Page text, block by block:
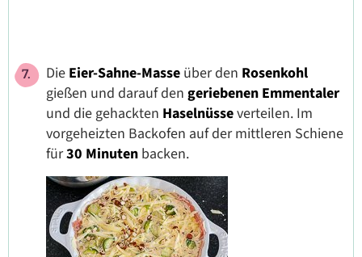
Die Eier-Sahne-Masse über den Rosenkohl
gießen und darauf den geriebenen Emmentaler
und die gehackten Haselnüsseverteilen. Im
vorgeheizten Backofen auf der mittleren Schiene
für30 Minuten backen.